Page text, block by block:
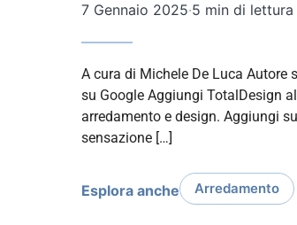
7 Gennaio 2025·5 min di lettura
A cura di Michele De Luca
su Google Aggiungi TotalDesign
arredamento e design. Aggiungi
sensazione […]
Esplora anche Arredamento